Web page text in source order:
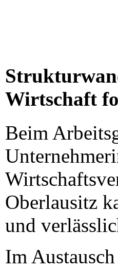
Wirtschaft
Beim
Oberlausitz
und
Im